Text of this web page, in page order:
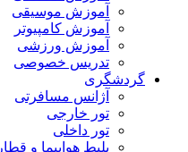
آموزش موسیقی
آموزش کامپیوتر
آموزش ورزشی
تدریس خصوصی
گردشگری
آژانس مسافرتی
تور خارجی
تور داخلی
بلیط هواپیما و قطار